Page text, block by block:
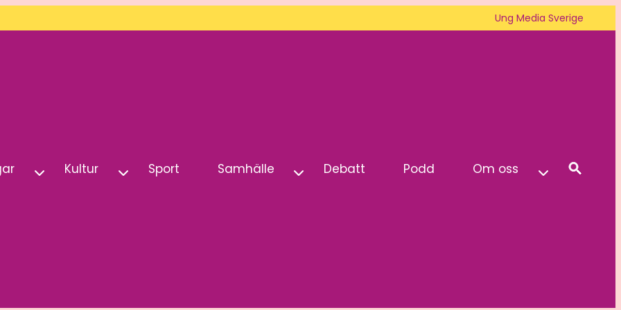
Ung Media Sverige
Kultur Sport Samhälle Debatt Podd Om oss